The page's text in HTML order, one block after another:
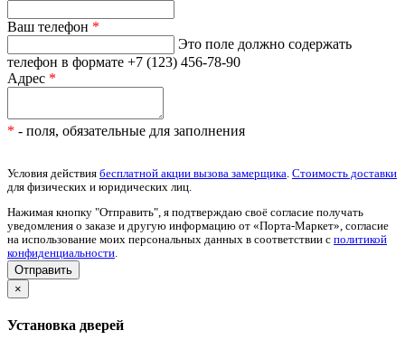
Ваш телефон *
Это поле должно содержать
телефон в формате +7 (123) 456-78-90
Адрес *
* - поля, обязательные для заполнения
Условия действия бесплатной акции вызова замерщика Стоимость доставки
для физических и юридических лиц.
Нажимая кнопку "Отправить", я подтверждаю своё согласие получать
уведомления о заказе и другую информацию от «Порта-Маркет», согласие
на использование моих персональных данных в соответствии с политикой
конфиденциальности
×
Установка дверей